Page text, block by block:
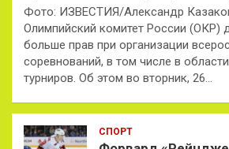
Фото: ИЗВЕСТИЯ/Александр
Олимпийский комитет России (ОКР)
больше прав при организации
соревнований, в том числе в
турниров. Об этом во вторник, 26…
СПОРТ